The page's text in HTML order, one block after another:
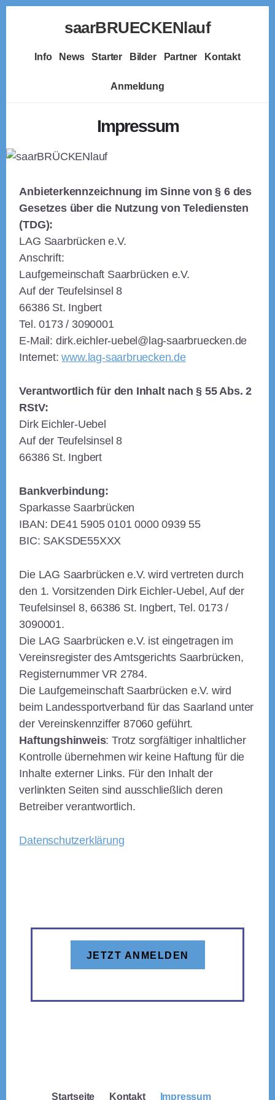
saarBRUECKENlauf
Info News Starter Bilder Partner Kontakt
Anmeldung
Impressum
Anbieterkennzeichnung im Sinne von § 6 des
Gesetzes über die Nutzung von Telediensten
(TDG):
LAG Saarbrücken e.V.
Anschrift:
Laufgemeinschaft Saarbrücken e.V.
Auf der Teufelsinsel 8
66386 St. Ingbert
Tel. 0173 / 3090001
E-Mail: dirk.eichler-uebel@lag-saarbruecken.de
Internet:www.lag-saarbruecken.de
Verantwortlich für den Inhalt nach § 55 Abs. 2
RStV:
Dirk Eichler-Uebel
Auf der Teufelsinsel 8
66386 St. Ingbert
Bankverbindung:
Sparkasse Saarbrücken
IBAN: DE41 5905 0101 0000 0939 55
BIC: SAKSDE55XXX
Die LAG Saarbrücken e.V. wird vertreten durch
den 1. Vorsitzenden Dirk Eichler-Uebel, Auf der
Teufelsinsel 8, 66386 St. Ingbert, Tel. 0173 /
3090001.
Die LAG Saarbrücken e.V. ist eingetragen im
Vereinsregister des Amtsgerichts Saarbrücken,
Registernummer VR 2784.
Die Laufgemeinschaft Saarbrücken e.V. wird
beim Landessportverband für das Saarland unter
der Vereinskennziffer 87060 geführt.
Haftungshinweis: Trotz sorgfältiger inhaltlicher
Kontrolle übernehmen wir keine Haftung für die
Inhalte externer Links. Für den Inhalt der
verlinkten Seiten sind ausschließlich deren
Betreiber verantwortlich.
Datenschutzerklärung
JETZT ANMELDEN
Startseite Kontakt Impressum